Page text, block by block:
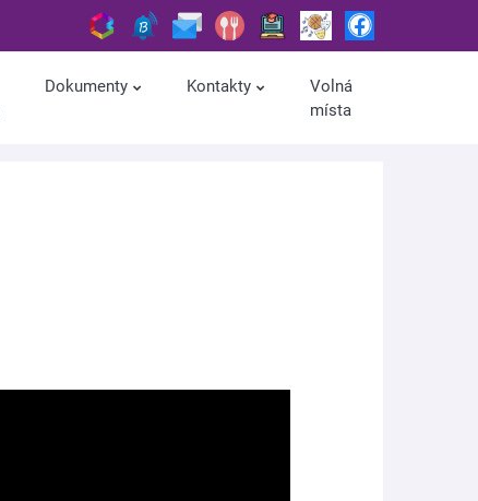
Dokumenty Kontakty
Volná
místa